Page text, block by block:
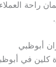
راحة
أبوظبي
كلين في